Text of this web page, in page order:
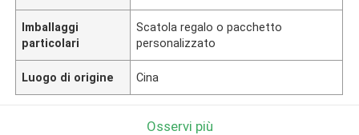
Imballaggi
particolari
Scatola regalo o pacchetto
personalizzato
Luogo di origine Cina
Osservi più